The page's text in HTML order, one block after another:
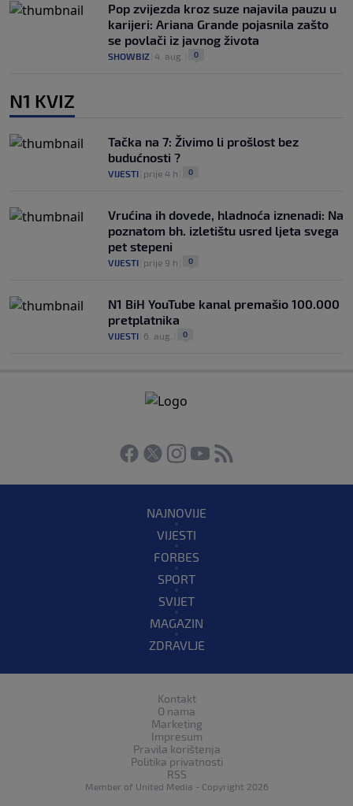
Pop zvijezda kroz suze najavila pauzu u
karijeri: Ariana Grande pojasnila zašto
se povlači iz javnog života
SHOWBIZ 4. aug. 0
N1 KVIZ
Tačka na 7: Živimo li prošlost bez
budućnosti ?
VIJESTI prije 4 h 0
Vrućina ih dovede, hladnoća iznenadi: Na
poznatom bh. izletištu usred ljeta svega
pet stepeni
VIJESTI prije 9 h 0
N1 BiH YouTube kanal premašio 100.000
pretplatnika
VIJESTI 6. aug. 0
NAJNOVIJE
VIJESTI
FORBES
SPORT
SVIJET
MAGAZIN
ZDRAVLJE
Kontakt
O nama
Marketing
Impresum
Pravila korištenja
Politika privatnosti
RSS
Member of United Media - Copyright 2026